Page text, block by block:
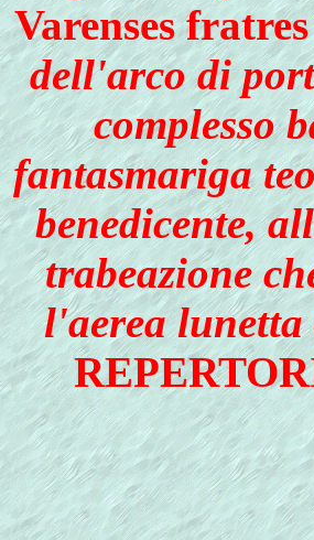
Varenses
dell'arco di
complesso
fantasmariga
benedicente,
trabeazione
l'aerea lunetta